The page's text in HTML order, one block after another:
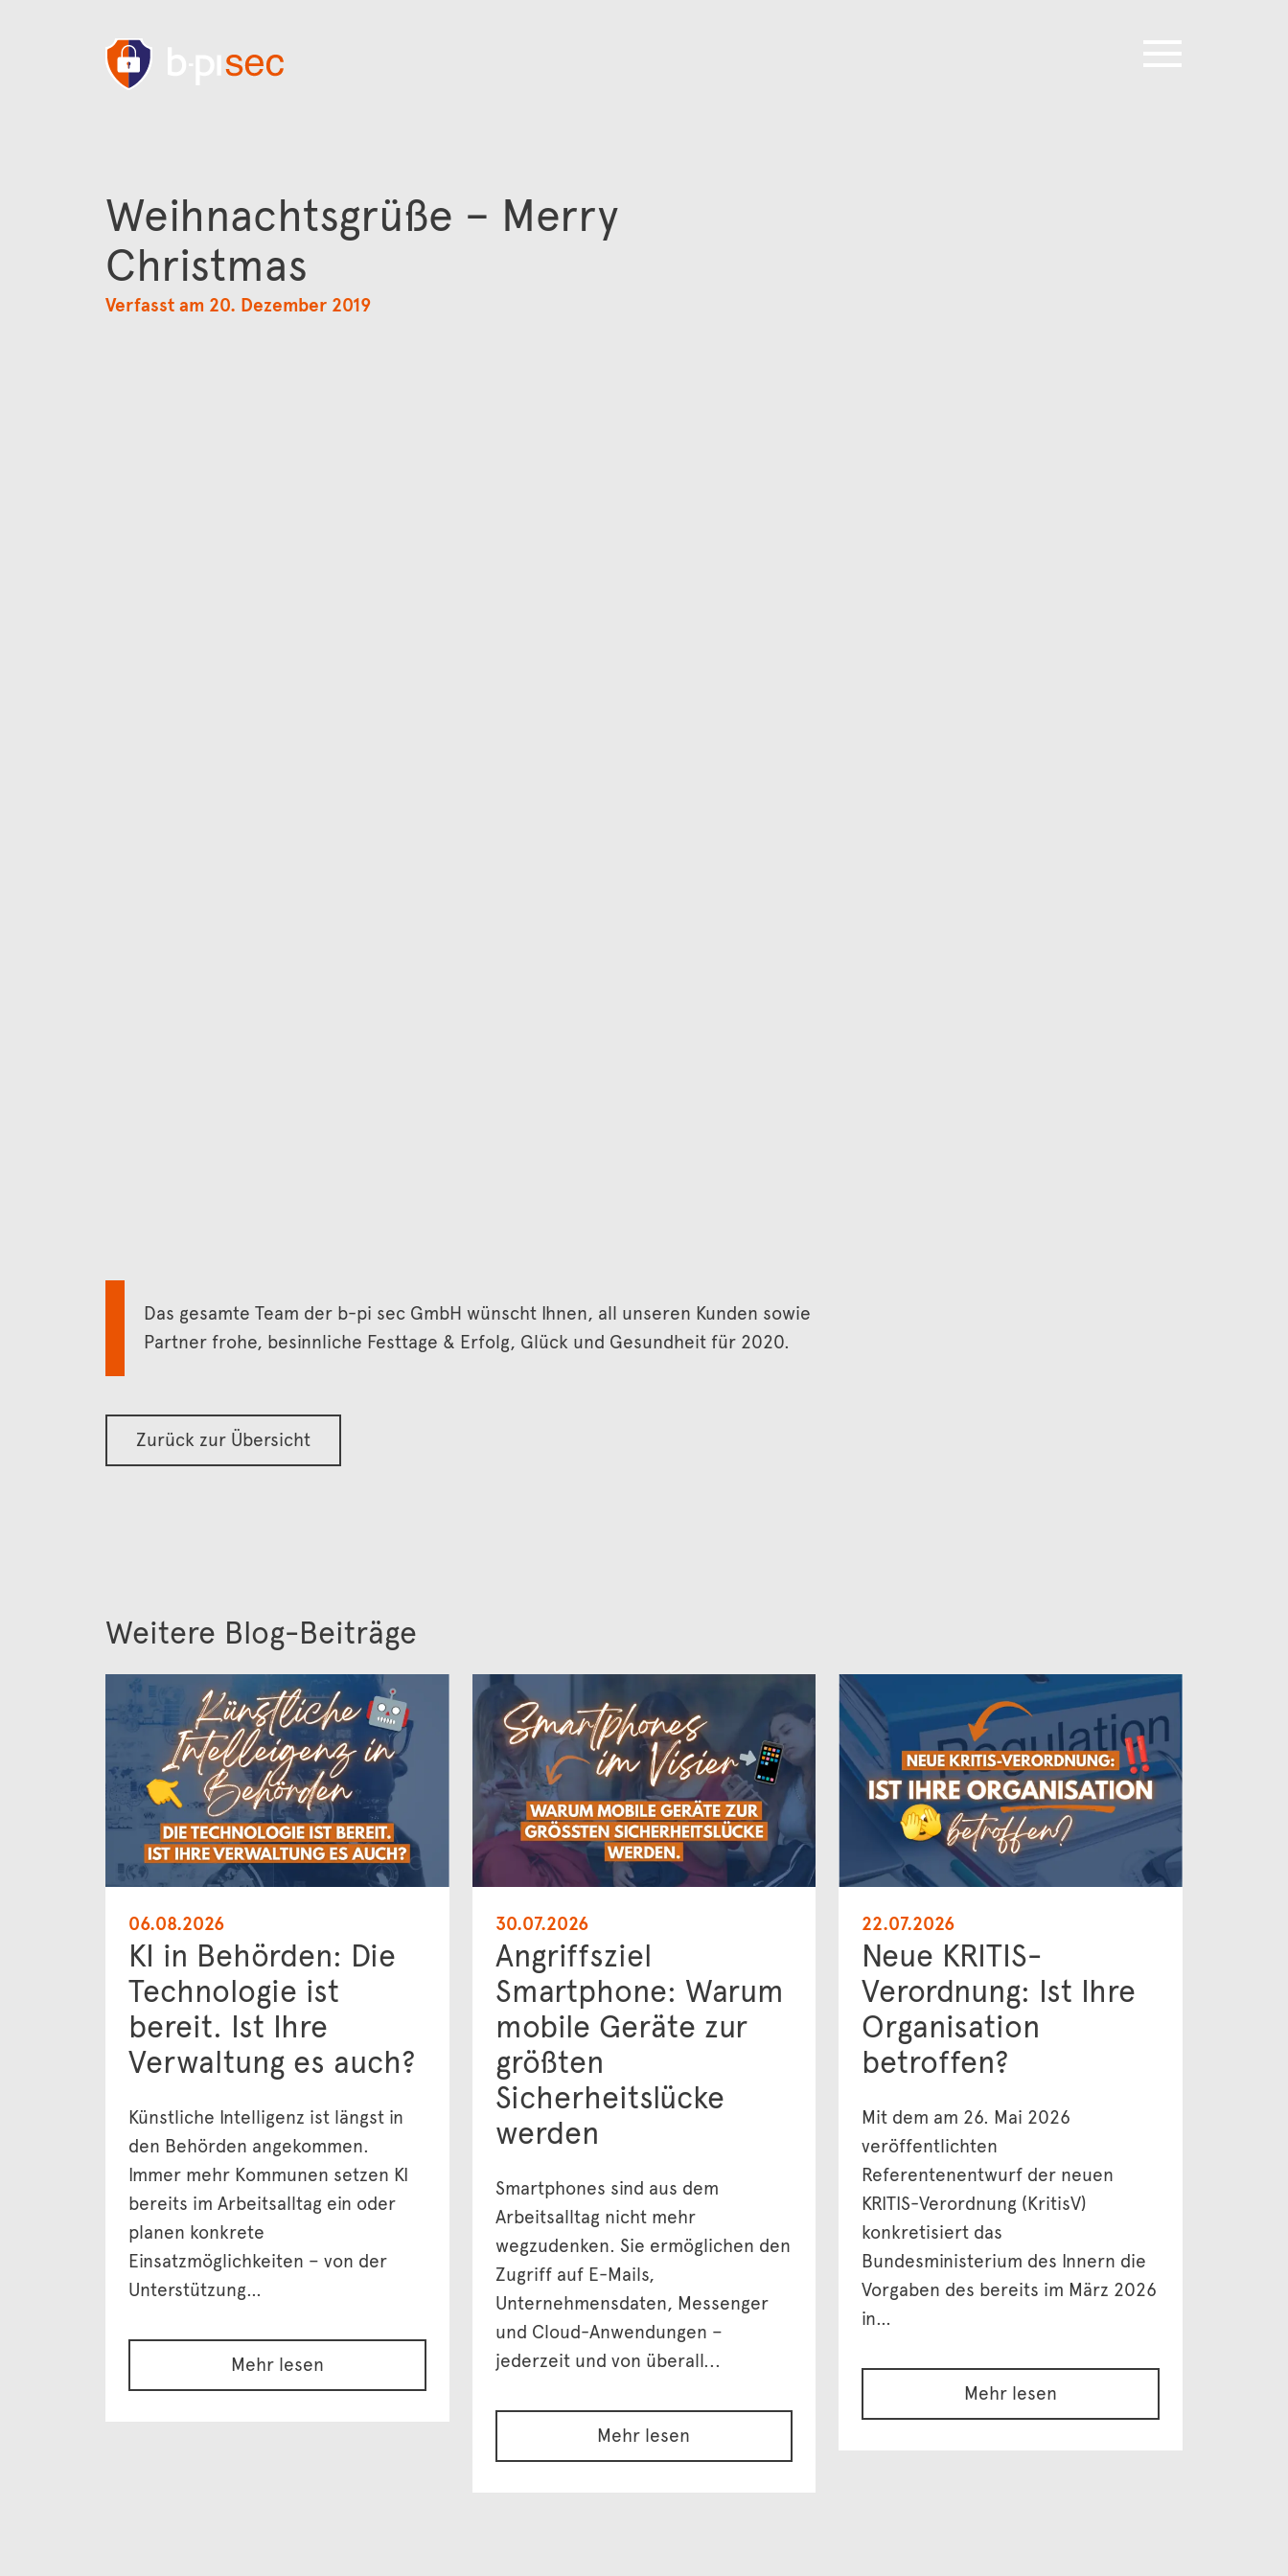
Weihnachtsgrüße – Merry
Christmas
Verfasst am 20. Dezember 2019
Das gesamte Team der b-pi sec GmbH wünscht Ihnen, all unseren Kunden sowie
Partner frohe, besinnliche Festtage & Erfolg, Glück und Gesundheit für 2020.
Zurück zur Übersicht
Weitere Blog-Beiträge
06.08.2026
KI in Behörden: Die
Technologie ist
bereit. Ist Ihre
Verwaltung es auch?
Künstliche Intelligenz ist längst in
den Behörden angekommen.
Immer mehr Kommunen setzen KI
bereits im Arbeitsalltag ein oder
planen konkrete
Einsatzmöglichkeiten – von der
Unterstützung…
Mehr lesen
30.07.2026
Angriffsziel
Smartphone: Warum
mobile Geräte zur
größten
Sicherheitslücke
werden
Smartphones sind aus dem
Arbeitsalltag nicht mehr
wegzudenken. Sie ermöglichen den
Zugriff auf E-Mails,
Unternehmensdaten, Messenger
und Cloud-Anwendungen –
jederzeit und von überall...
Mehr lesen
22.07.2026
Neue KRITIS-
Verordnung: Ist Ihre
Organisation
betroffen?
Mit dem am 26. Mai 2026
veröffentlichten
Referentenentwurf der neuen
KRITIS-Verordnung (KritisV)
konkretisiert das
Bundesministerium des Innern die
Vorgaben des bereits im März 2026
in…
Mehr lesen